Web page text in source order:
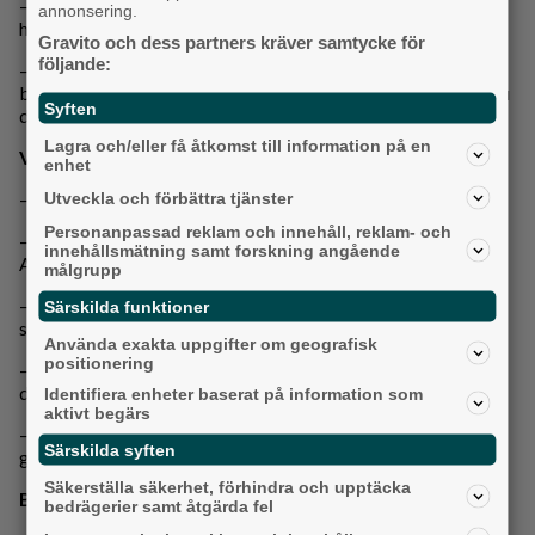
– Ja, och publiken brukar hjälpa oss ganska mycket med att
hålla reda på saker, säger Bianco.
– Och det är bara för att publiken har hört juleskivan
betydligt mycket mer än vad vi har, skrattar Vegas. De kan ju
den bättre än vi. Så det är bra att vi har hjälp.
Vilka låtar kommer niintespela i Göteborg?
– De vi inte kan riktigt, säger Vegas.
– Som "Smells like teen spirit" har vi aldrig kört, säger Lars
Angeles.
– "Jullov" spelar vi faktiskt inte, den är för svår. Det är en ren
studieprodukt, säger Martin Bianco och de övriga skrattar.
– Den är gjord av studiomusiker, det är inte vi som spelar på
den överhuvudtaget, säger Lars Angeles.
– Och så kommer vi inte köra pepparkaksrappen. Vi är för
gamla för att rappa, säger Elvis.
Borde inte det varit en av Sveriges första raplåtar?
annonsering.
Gravito och dess partners kräver samtycke för
följande:
Syften
Lagra och/eller få åtkomst till information på en
enhet
Utveckla och förbättra tjänster
Personanpassad reklam och innehåll, reklam- och
innehållsmätning samt forskning angående
målgrupp
Särskilda funktioner
Använda exakta uppgifter om geografisk
positionering
Identifiera enheter baserat på information som
aktivt begärs
Särskilda syften
Säkerställa säkerhet, förhindra och upptäcka
bedrägerier samt åtgärda fel